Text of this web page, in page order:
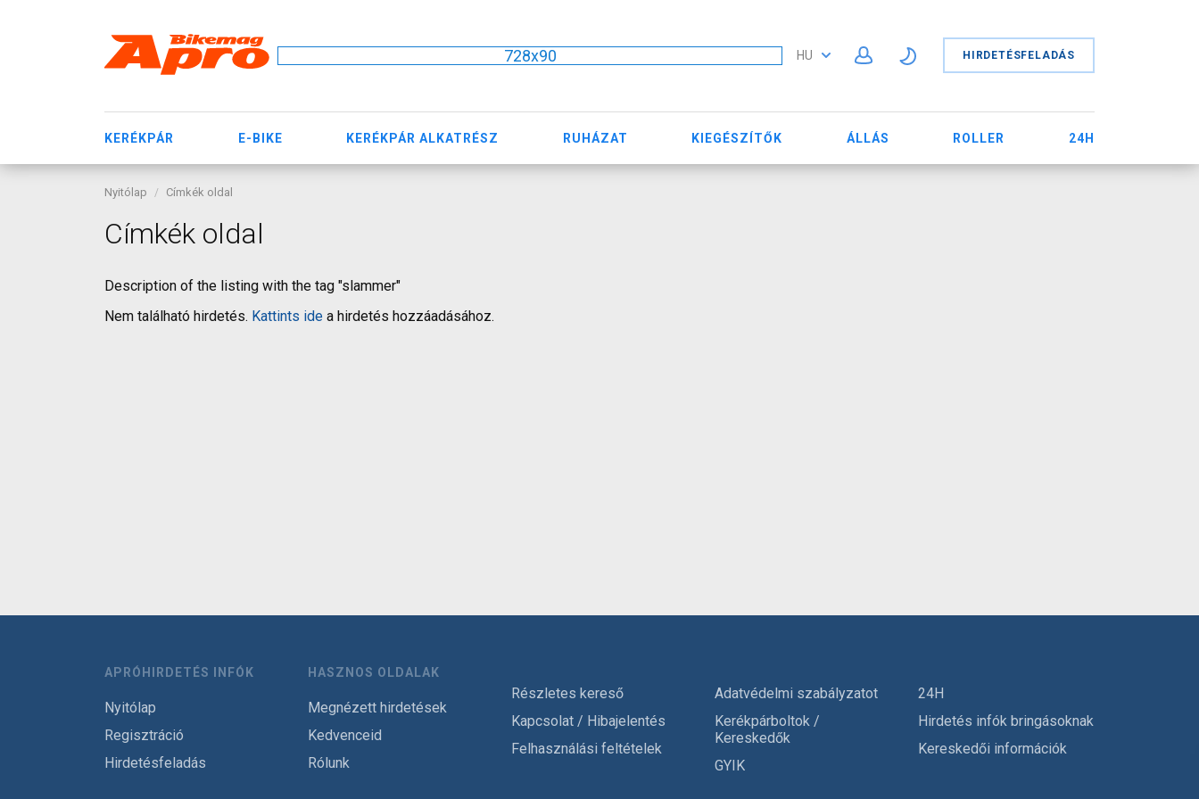
728x90 HU HIRDETÉSFELADÁS
KERÉKPÁR E-BIKE KERÉKPÁR ALKATRÉSZ RUHÁZAT KIEGÉSZÍTŐK ÁLLÁS ROLLER 24H
Nyitólap Címkék oldal
Címkék oldal
Description of the listing with the tag "slammer"
Nem található hirdetés. Kattints ide a hirdetés hozzáadásához.
APRÓHIRDETÉS INFÓK
Nyitólap
Regisztráció
Hirdetésfeladás
HASZNOS OLDALAK
Megnézett hirdetések
Kedvenceid
Rólunk
Részletes kereső
Kapcsolat / Hibajelentés
Felhasználási feltételek
Adatvédelmi szabályzatot
Kerékpárboltok /
Kereskedők
GYIK
24H
Hirdetés infók bringásoknak
Kereskedői információk